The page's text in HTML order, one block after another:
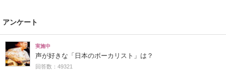
アンケート
実施中
声が好きな「日本のボーカリスト」は？
回答数：49321